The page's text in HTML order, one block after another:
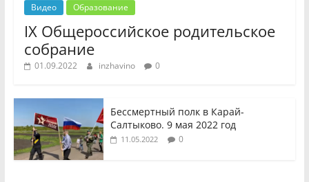
Видео Образование
IX Общероссийское родительское
собрание
01.09.2022 inzhavino 0
Бессмертный полк в Карай-
Салтыково. 9 мая 2022 год
11.05.2022 0